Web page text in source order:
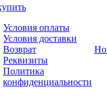
Условия оплаты
Условия доставки
Возврат
Реквизиты
Политика
конфиденциальности